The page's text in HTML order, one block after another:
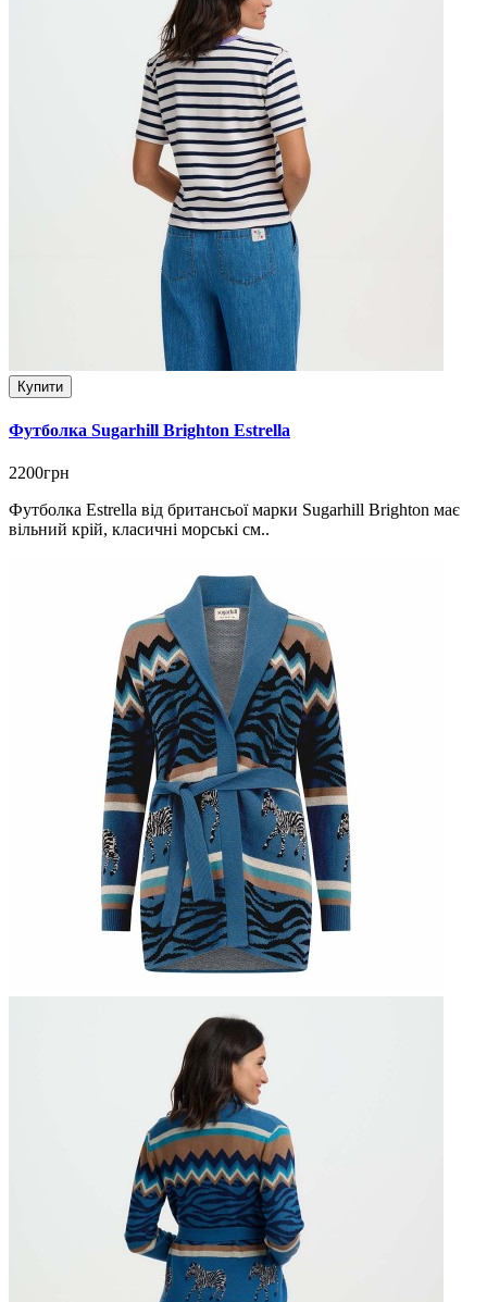
Купити
Футболка Sugarhill Brighton Estrella
2200грн
Футболка Estrella від британсьої марки Sugarhill Brighton має
вільний крій, класичні морські см..